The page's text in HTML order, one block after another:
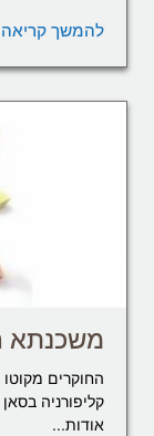
להמשך קריאה
משכנתא
החוקרים מקוטו
אודות...